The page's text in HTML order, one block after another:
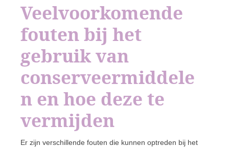
Veelvoorkomende
fouten bij het
gebruik van
conserveermiddele
n en hoe deze te
vermijden
Er zijn verschillende fouten die kunnen optreden bij het